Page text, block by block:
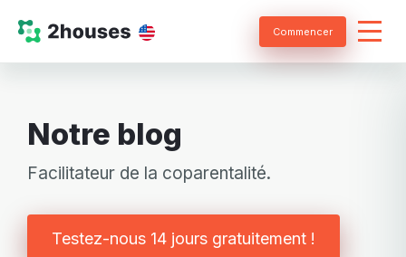
Commencer
Notre blog
Facilitateur de la coparentalité.
Testez-nous 14 jours gratuitement !